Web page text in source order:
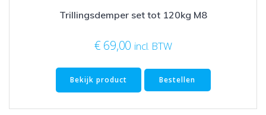
Trillingsdemper set tot 120kg M8
€ 69,00 incl. BTW
Bekijk product Bestellen